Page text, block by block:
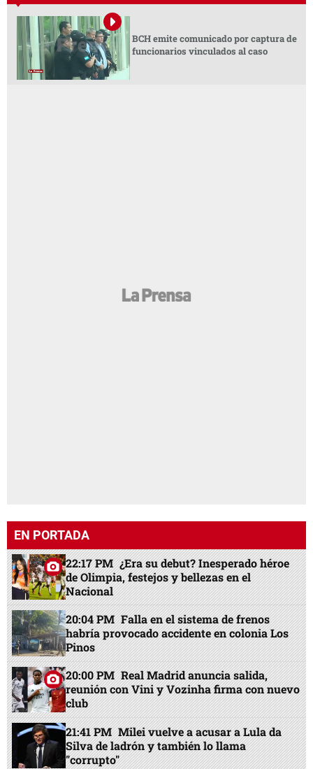
BCH emite comunicado por captura de
funcionarios vinculados al caso
EN PORTADA
22:17 PM ¿Era su debut? Inesperado héroe
de Olimpia, festejos y bellezas en el
Nacional
20:04 PM Falla en el sistema de frenos
habría provocado accidente en colonia Los
Pinos
20:00 PM Real Madrid anuncia salida,
reunión con Vini y Vozinha firma con nuevo
club
21:41 PM Milei vuelve a acusar a Lula da
Silva de ladrón y también lo llama
"corrupto"